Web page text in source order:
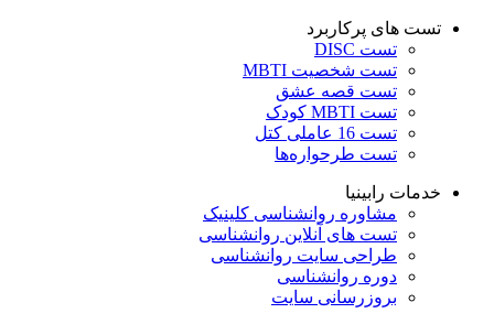
تست های پرکاربرد
تست DISC
تست شخصیت MBTI
تست قصه عشق
تست MBTI کودک
تست 16 عاملی کتل
تست طرحواره‌ها
خدمات رابینیا
مشاوره روانشناسی کلینیک
تست های آنلاین روانشناسی
طراحی سایت روانشناسی
دوره روانشناسی
بروزرسانی سایت